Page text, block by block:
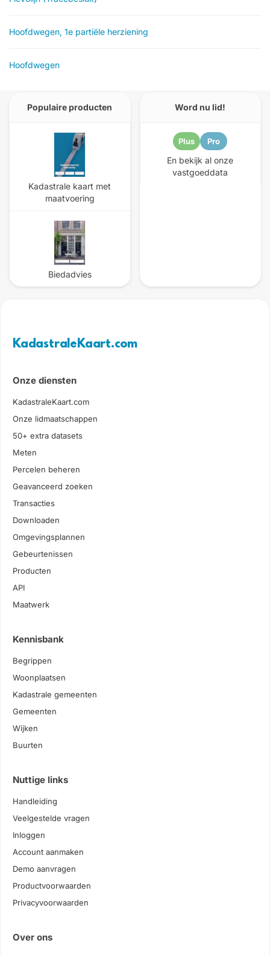
Hoofdwegen, 1e partiële herziening
Hoofdwegen
Populaire producten
Kadastrale kaart met
maatvoering
Biedadvies
Word nu lid!
Plus Pro
En bekijk al onze
vastgoeddata
KadastraleKaart.com
Onze diensten
KadastraleKaart.com
Onze lidmaatschappen
50+ extra datasets
Meten
Percelen beheren
Geavanceerd zoeken
Transacties
Downloaden
Omgevingsplannen
Gebeurtenissen
Producten
API
Maatwerk
Kennisbank
Begrippen
Woonplaatsen
Kadastrale gemeenten
Gemeenten
Wijken
Buurten
Nuttige links
Handleiding
Veelgestelde vragen
Inloggen
Account aanmaken
Demo aanvragen
Productvoorwaarden
Privacyvoorwaarden
Over ons